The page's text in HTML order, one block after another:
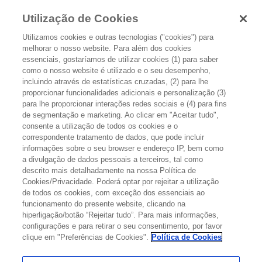
EFEITOS SECUNDÁRIOS POSSÍVEIS
Os tratamentos para o cancro do estômago podem danificar não só
as células cancerígenas, mas também as células saudáveis, dando
origem a efeitos secundários. Alguns efeitos secundários específicos
dependem principalmente do tipo de tratamento realizado e da sua
extensão (tratamentos locais ou sistémicos).
Os efeitos secundários podem não ser os
mesmos em todas as pessoas, mesmo que
estejam a fazer o mesmo tratamento. Por
outro lado, os efeitos secundários sentidos
Utilização de Cookies
Utilizamos cookies e outras tecnologias ("cookies") para
melhorar o nosso website. Para além dos cookies
essenciais, gostaríamos de utilizar cookies (1) para saber
como o nosso website é utilizado e o seu desempenho,
incluindo através de estatísticas cruzadas, (2) para lhe
proporcionar funcionalidades adicionais e personalização (3)
para lhe proporcionar interações redes sociais e (4) para fins
de segmentação e marketing. Ao clicar em "Aceitar tudo",
consente a utilização de todos os cookies e o
correspondente tratamento de dados, que pode incluir
informações sobre o seu browser e endereço IP, bem como
a divulgação de dados pessoais a terceiros, tal como
descrito mais detalhadamente na nossa Política de
Cookies/Privacidade. Poderá optar por rejeitar a utilização
de todos os cookies, com exceção dos essenciais ao
funcionamento do presente website, clicando na
hiperligação/botão “Rejeitar tudo”. Para mais informações,
configurações e para retirar o seu consentimento, por favor
clique em "Preferências de Cookies". Política de Cookies